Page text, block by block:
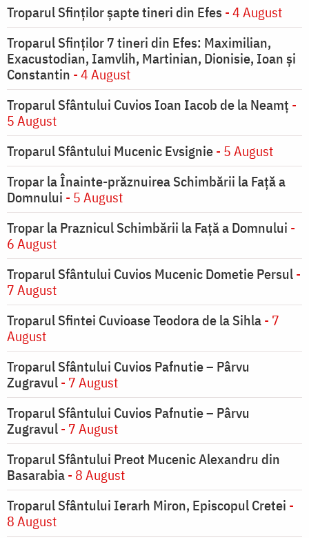
Troparul Sfinţilor şapte tineri din Efes - 4 August
Troparul Sfinţilor 7 tineri din Efes: Maximilian,
Exacustodian, Iamvlih, Martinian, Dionisie, Ioan şi
Constantin - 4 August
Troparul Sfântului Cuvios Ioan Iacob de la Neamț -
5 August
Troparul Sfântului Mucenic Evsignie- 5 August
Tropar la Înainte-prăznuirea Schimbării la Faţă a
Domnului - 5 August
Tropar la Praznicul Schimbării la Faţă a Domnului -
6 August
Troparul Sfântului Cuvios Mucenic Dometie Persul-
7 August
Troparul Sfintei Cuvioase Teodora de la Sihla- 7
August
Troparul Sfântului Cuvios Pafnutie – Pârvu
Zugravul- 7 August
Troparul Sfântului Cuvios Pafnutie – Pârvu
Zugravul- 7 August
Troparul Sfântului Preot Mucenic Alexandru din
Basarabia- 8 August
Troparul Sfântului Ierarh Miron, Episcopul Cretei -
8 August